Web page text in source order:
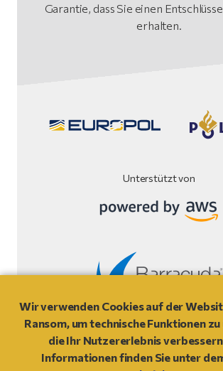
Garantie, dass Sie einen
erhalten.
Unterstützt von
© 2021- NO MORE
Wir verwenden Cookies auf der
Ransom, um technische Funktionen
die Ihr Nutzererlebnis
Informationen finden Sie unter